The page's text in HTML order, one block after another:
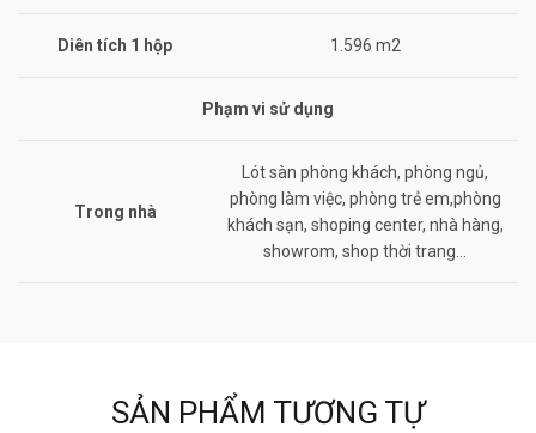
Diên tích 1 hộp 1.596 m2
Phạm vi sử dụng
Trong nhà
Lót sàn phòng khách, phòng ngủ,
phòng làm việc, phòng trẻ em,phòng
khách sạn, shoping center, nhà hàng,
showrom, shop thời trang…
SẢN PHẨM TƯƠNG TỰ